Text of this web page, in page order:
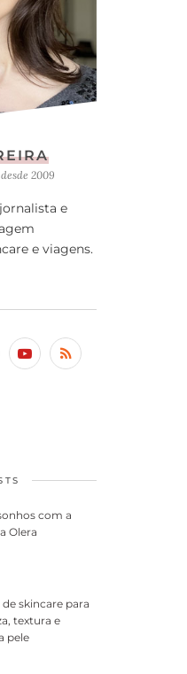
2009
e
e viagens.
com a
Olera
skincare para
textura e
pele